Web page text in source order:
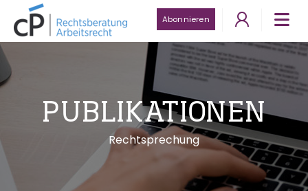
Abonnieren
PUBLIKATIONEN
Rechtsprechung